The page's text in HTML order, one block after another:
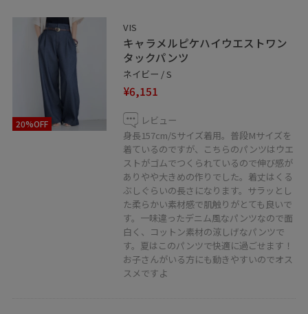
20%OFF
VIS
キャラメルピケハイウエストワン
タックパンツ
ネイビー / S
¥6,151
レビュー
身長157cm/Sサイズ着用。普段Mサイズを
着ているのですが、こちらのパンツはウエ
ストがゴムでつくられているので伸び感が
ありやや大きめの作りでした。着丈はくる
ぶしぐらいの長さになります。サラッとし
た柔らかい素材感で肌触りがとても良いで
す。一味違ったデニム風なパンツなので面
白く、コットン素材の涼しげなパンツで
す。夏はこのパンツで快適に過ごせます！
お子さんがいる方にも動きやすいのでオス
スメですよ